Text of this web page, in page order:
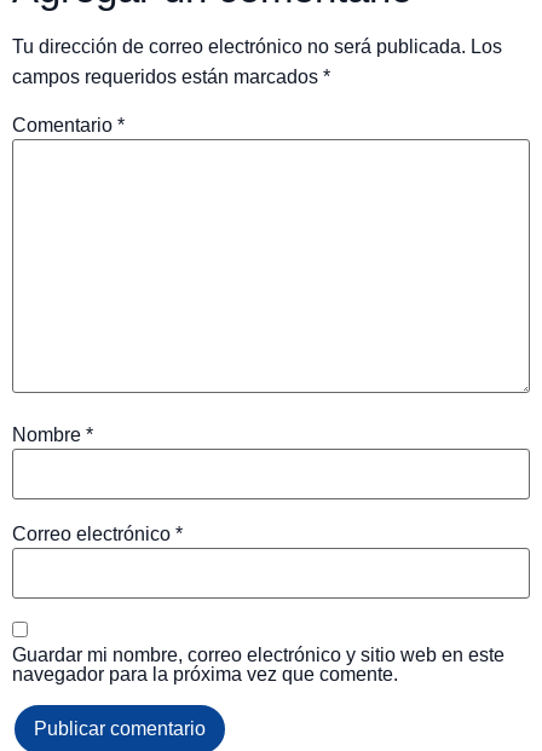
Tu dirección de correo electrónico no será publicada. Los
campos requeridos están marcados *
Comentario *
Nombre *
Correo electrónico *
Guardar mi nombre, correo electrónico y sitio web en este
navegador para la próxima vez que comente.